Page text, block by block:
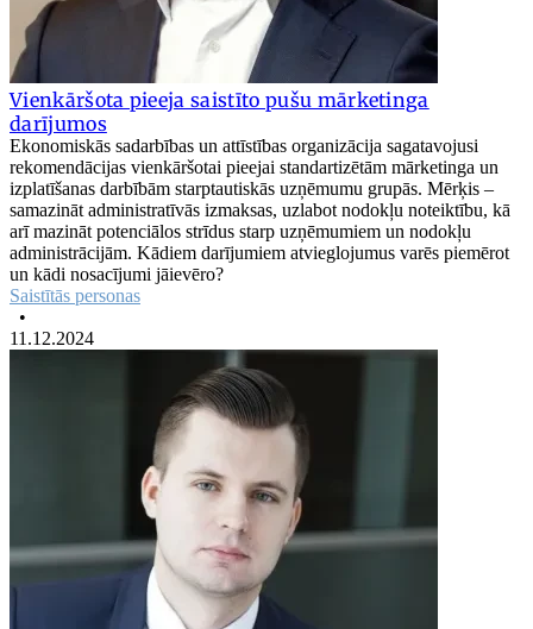
Vienkāršota pieeja saistīto pušu mārketinga
darījumos
Ekonomiskās sadarbības un attīstības organizācija sagatavojusi
rekomendācijas vienkāršotai pieejai standartizētām mārketinga un
izplatīšanas darbībām starptautiskās uzņēmumu grupās. Mērķis –
samazināt administratīvās izmaksas, uzlabot nodokļu noteiktību, kā
arī mazināt potenciālos strīdus starp uzņēmumiem un nodokļu
administrācijām. Kādiem darījumiem atvieglojumus varēs piemērot
un kādi nosacījumi jāievēro?
Saistītās personas
•
11.12.2024